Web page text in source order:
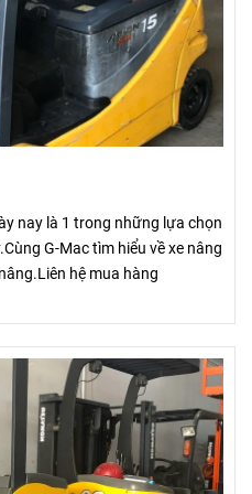
nay là 1 trong những lựa chọn
G-Mac tìm hiểu về xe nâng
hệ mua hàng